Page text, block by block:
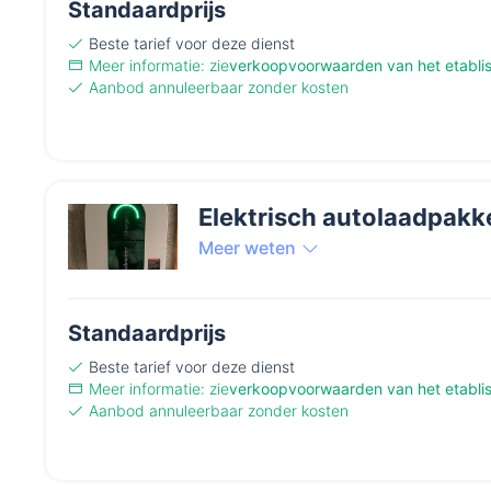
Standaardprijs
Beste tarief voor deze dienst
Meer informatie: zieverkoopvoorwaarden van het
Aanbod annuleerbaar zonder kosten
Elektrisch
Meer weten
Standaardprijs
Beste tarief voor deze dienst
Meer informatie: zieverkoopvoorwaarden van het
Aanbod annuleerbaar zonder kosten